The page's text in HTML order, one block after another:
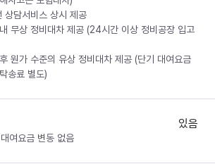
상담서비스 상시 제공
무상 정비대차 제공 (24시간 이상 정비공장 입고
원가 수준의 유상 정비대차 제공 (단기 대여요금
송료 별도)
있음
여요금 변동 없음